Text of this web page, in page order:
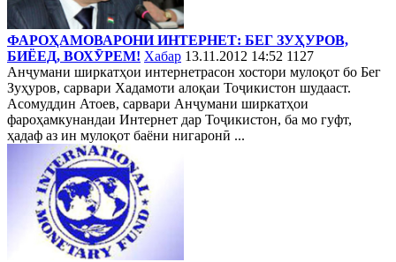
ФАРОҲАМОВАРОНИ ИНТЕРНЕТ: БЕГ ЗУҲУРОВ,
БИЁЕД, ВОХӮРЕМ! Хабар 13.11.2012 14:52 1127
Анҷумани ширкатҳои интернетрасон хостори мулоқот бо Бег
Зуҳуров, сарвари Хадамоти алоқаи Тоҷикистон шудааст.
Асомуддин Атоев, сарвари Анҷумани ширкатҳои
фароҳамкунандаи Интернет дар Тоҷикистон, ба мо гуфт,
ҳадаф аз ин мулоқот баёни нигаронӣ ...